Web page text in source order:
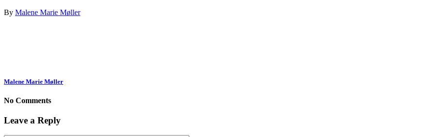
By Malene Marie Møller
Malene Marie Møller
No Comments
Leave a Reply